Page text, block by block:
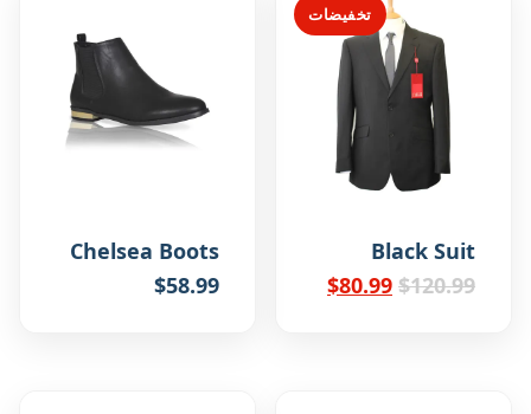
تخفيضات
Black Suit
$120.99
السعر$80.99 السعر
Chelsea Boots
$58.99